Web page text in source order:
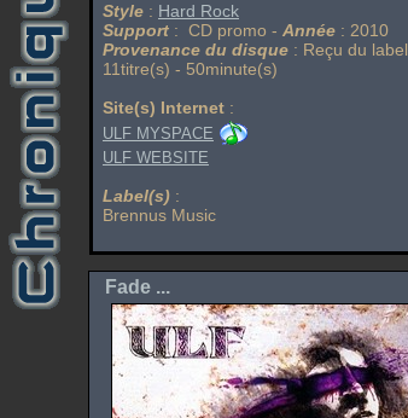
Style : Hard Rock
Support : CD promo - Année : 2010
Provenance du disque : Reçu du label
11titre(s) - 50minute(s)
Site(s) Internet :
ULF MYSPACE
ULF WEBSITE
Label(s) :
Brennus Music
Fade ...